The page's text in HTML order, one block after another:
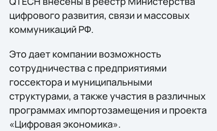
цифрового развития, связи и массовых
коммуникаций РФ.
Это дает компании возможность
сотрудничества с предприятиями
госсектора и муниципальными
структурами, а также участия в различных
программах импортозамещения и проекта
«Цифровая экономика».